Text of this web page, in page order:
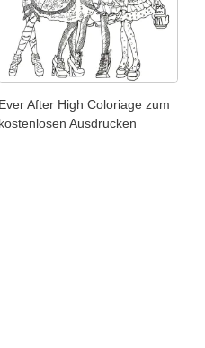
Ever After High Coloriage zum
kostenlosen Ausdrucken